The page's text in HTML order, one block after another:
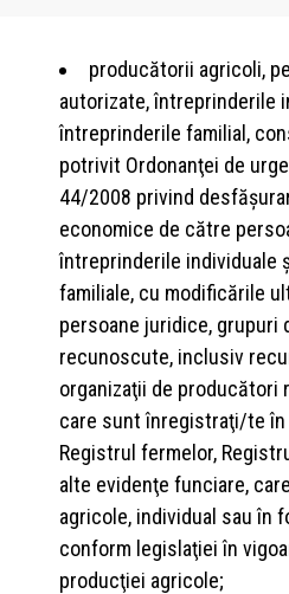
producătorii agricoli,
autorizate, întreprinderile
întreprinderile familial,
potrivit Ordonanţei de
44/2008 privind
economice de către
întreprinderile individuale
familiale, cu modificările
persoane juridice, grupuri
recunoscute, inclusiv
organizaţii de producători
care sunt înregistraţi/te în
Registrul fermelor,
alte evidenţe funciare,
agricole, individual sau în
conform legislaţiei în
producţiei agricole;